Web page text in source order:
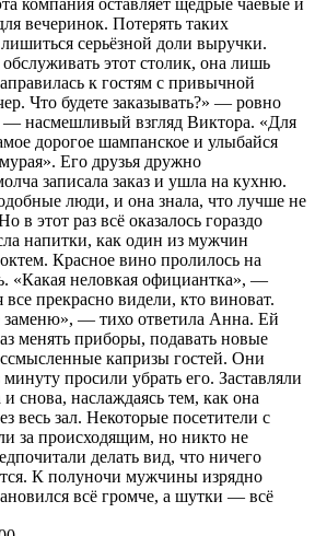
вечеринок. Потерять таких
серьёзной доли выручки.
этот столик, она лишь
к гостям с привычной
Что будете заказывать?» — ровно
— насмешливый взгляд Виктора. «Для
дорогое шампанское и улыбайся
Его друзья дружно
записала заказ и ушла на кухню.
люди, и она знала, что лучше не
в этот раз всё оказалось гораздо
напитки, как один из мужчин
Красное вино пролилось на
«Какая неловкая официантка», —
все прекрасно видели, кто виноват.
заменю», — тихо ответила Анна. Ей
менять приборы, подавать новые
капризы гостей. Они
минуту просили убрать его. Заставляли
и снова, наслаждаясь тем, как она
весь зал. Некоторые посетители с
за происходящим, но никто не
делать вид, что ничего
К полуночи мужчины изрядно
всё громче, а шутки — всё